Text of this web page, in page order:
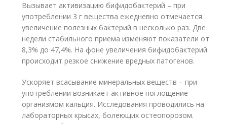
Вызывает активизацию бифидобактерий – при
употреблении 3 г вещества ежедневно отмечается
увеличение полезных бактерий в несколько раз. Две
недели стабильного приема изменяют показатели от
8,3% до 47,4%. На фоне увеличения бифидобактерий
происходит резкое снижение вредных патогенов.
Ускоряет всасывание минеральных веществ – при
употреблении возникает активное поглощение
организмом кальция. Исследования проводились на
лабораторных крысах, болеющих остеопорозом.